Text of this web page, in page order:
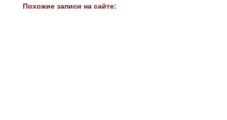
Похожие записи на сайте: